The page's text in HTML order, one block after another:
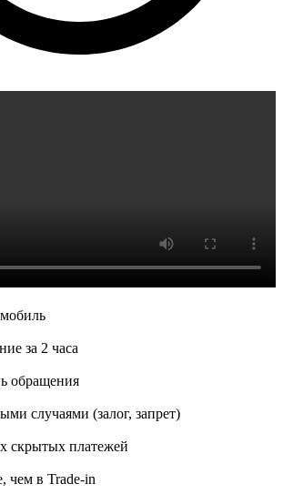
за 2 часа
обращения
случаями (залог, запрет)
скрытых платежей
чем в Trade‑in